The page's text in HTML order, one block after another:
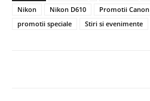
Nikon
Nikon D610 Promotii Canon
promotii speciale
Stiri si evenimente